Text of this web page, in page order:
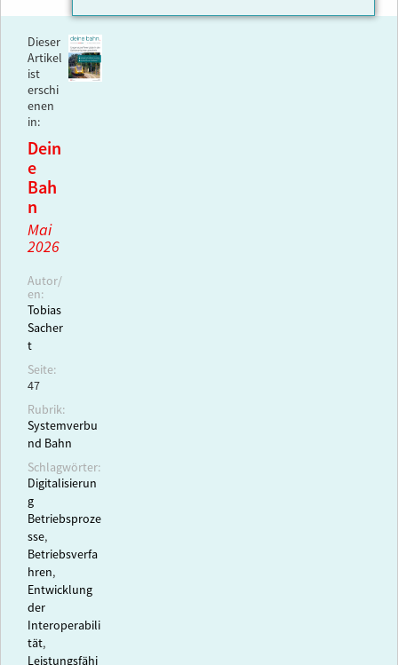
Dieser
Artikel
ist
erschi
enen
in:
Dein
e
Bah
n
Mai
2026
Autor/
en:
Tobias
Sacher
t
Seite:
47
Rubrik:
Systemverbu
nd Bahn
Schlagwörter:
Digitalisierun
g
Betriebsproze
sse,
Betriebsverfa
hren,
Entwicklung
der
Interoperabili
tät,
Leistungsfähi